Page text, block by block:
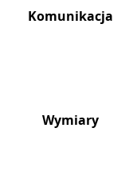
Komunikacja
Wymiary